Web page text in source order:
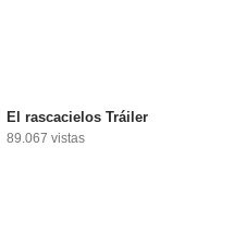
El rascacielos Tráiler
89.067 vistas